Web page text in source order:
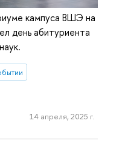
кампуса ВШЭ на
день абитуриента
14 апреля, 2025 г.